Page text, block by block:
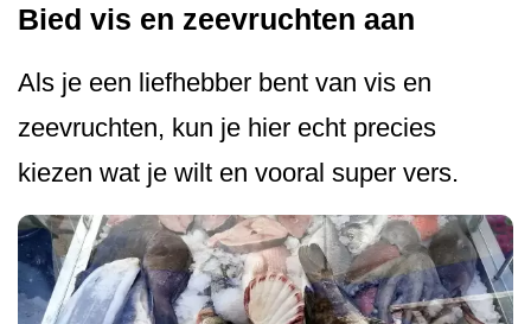
Bied vis en zeevruchten aan
Als je een liefhebber bent van vis en
zeevruchten, kun je hier echt precies
kiezen wat je wilt en vooral super vers.